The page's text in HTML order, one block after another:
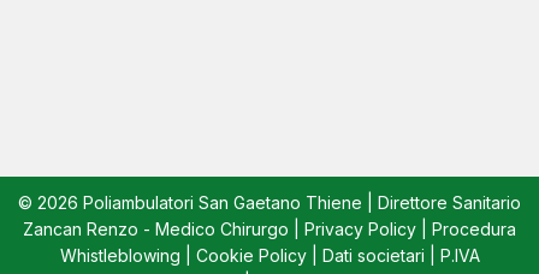
© 2026 Poliambulatori San Gaetano Thiene | Direttore Sanitario
Zancan Renzo - Medico Chirurgo | Privacy Policy
Procedura
Whistleblowing
Cookie Policy| Dati societari | P.IVA